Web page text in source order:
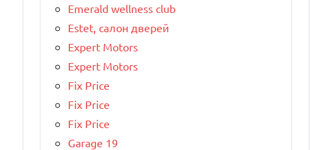
Emerald wellness club
Estet, салон дверей
Expert Motors
Expert Motors
Fix Price
Fix Price
Fix Price
Garage 19